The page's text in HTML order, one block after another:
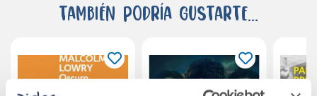
También podría gustarte...